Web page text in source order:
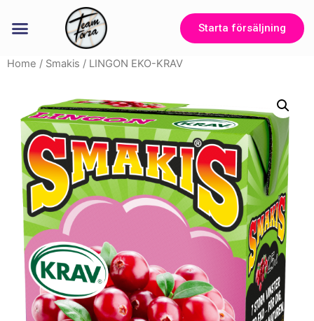
Starta försäljning
Home / Smakis / LINGON EKO-KRAV